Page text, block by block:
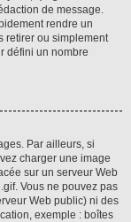
de message.
rendre un
retirer ou simplement
défini un nombre
Par ailleurs, si
charger une image
sur un serveur Web
Vous ne pouvez pas
Web public) ni des
exemple : boîtes